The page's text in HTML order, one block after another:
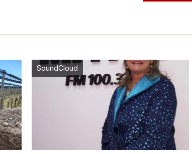
SoundCloud